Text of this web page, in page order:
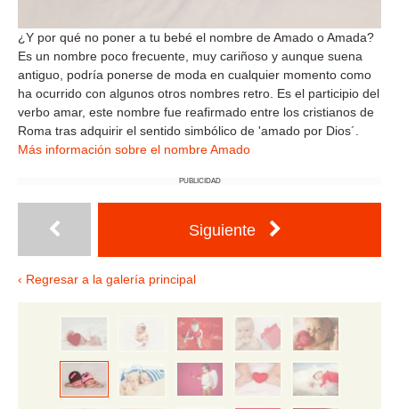
¿Y por qué no poner a tu bebé el nombre de Amado o Amada?
Es un nombre poco frecuente, muy cariñoso y aunque suena
antiguo, podría ponerse de moda en cualquier momento como
ha ocurrido con algunos otros nombres retro. Es el participio del
verbo amar, este nombre fue reafirmado entre los cristianos de
Roma tras adquirir el sentido simbólico de 'amado por Dios´.
Más información sobre el nombre Amado
PUBLICIDAD
Siguiente
‹ Regresar a la galería principal